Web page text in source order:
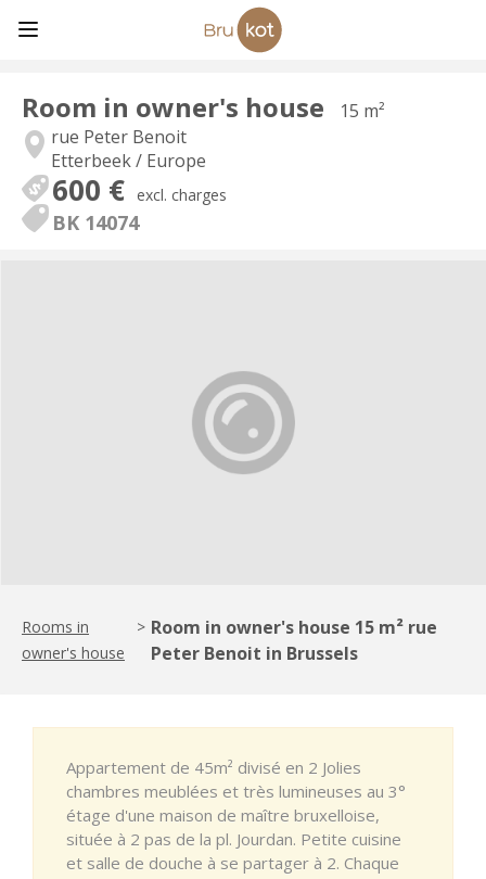
Room in owner's house
15 m²
rue Peter Benoit
Etterbeek / Europe
600 € excl. charges
BK 14074
Rooms in
owner's house
> Room in owner's house 15 m² rue
Peter Benoit in Brussels
Appartement de 45m² divisé en 2 Jolies
chambres meublées et très lumineuses au 3°
étage d'une maison de maître bruxelloise,
située à 2 pas de la pl. Jourdan. Petite cuisine
et salle de douche à se partager à 2. Chaque